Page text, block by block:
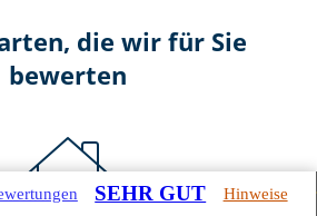
die wir für Sie
bewerten
SEHR GUT Hinweise